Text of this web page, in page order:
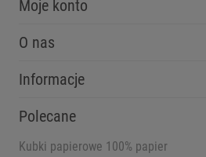
Moje konto
O nas
Informacje
Polecane
Kubki papierowe 100% papier